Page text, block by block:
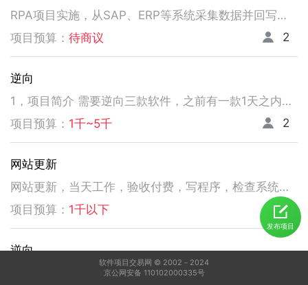
RPA项目实施，从SAP、ERP等系统采集数据并回写。请注意以下要求，不符合者请勿扰！ 1、熟悉掌握国内主流RPA设计实施，如弘玑、来也、艺赛旗等产品； 2、有大中型企业RPA流程设计、实施项目经验； 3、非远程、需要现场实施！！！！！！！
项目预算： 待商议 2
逆向
1，项目简介 需要逆向三款软件，之前有一款1天之内有人已经逆向出来，交付给我了。 2，功能需求 逆向出来后，不做任何功能改变，做加密授权就可以了三、人员要求 3，人员要求 精通逆向，做事速度快。不拖延项目进度，能保持实时交流，按时交付。 平台功能可正常使用，无明显bug。 提供项目源码
项目预算： 1千~5千 2
网站更新
网站更新，当天工作，验收付费，写程序，检查系统，更新资料库，按发现问题及时处理，写新的广州话A l软件
项目预算： 1千以下 5
逆向
发布项目
软件项目交易网 © 2002－2024
京公网安备 110102000335号